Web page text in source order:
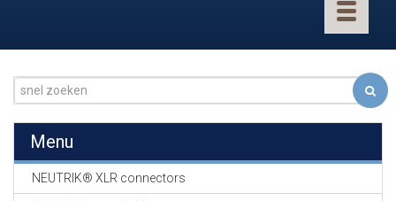
Toggle
GEVLOCHTEN KOUS
Menu
NEUTRIK® XLR connectors